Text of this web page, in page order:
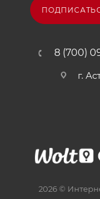
8 (700)
г.
2026 ©